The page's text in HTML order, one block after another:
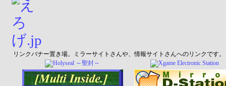
リンクバナー置き場。ミラーサイトさんや、情報サイトさんへのリンクです。